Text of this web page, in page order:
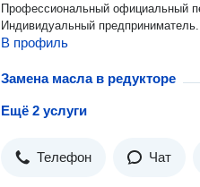
Профессиональный официальный
Индивидуальный предприниматель.
В профиль
Замена масла в редукторе
Ещё 2 услуги
Телефон Чат